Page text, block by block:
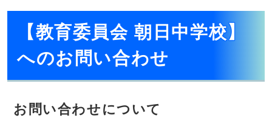
【教育委員会 朝日中学校】
へのお問い合わせ
お問い合わせについて